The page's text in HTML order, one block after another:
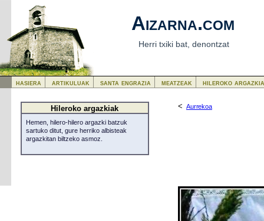
Aizarna.com
Herri txiki bat, denontzat
< Aurrekoa
Hileroko argazkiak
Hemen, hilero-hilero argazki batzuk
sartuko ditut, gure herriko albisteak
argazkitan biltzeko asmoz.
hasiera artikuluak santa engrazia meatzeak hileroko